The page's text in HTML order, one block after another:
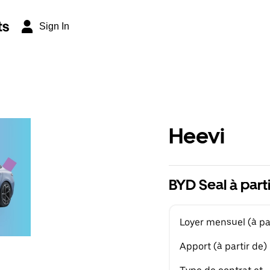
Sign In
Heevi
BYD Seal à
Loyer mensuel (à
Apport (à partir de)